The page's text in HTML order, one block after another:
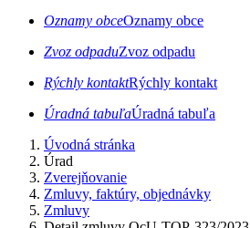
Oznamy obceOznamy obce
Zvoz odpaduZvoz odpadu
Rýchly kontaktRýchly kontakt
Úradná tabuľaÚradná tabuľa
Úvodná stránka
Úrad
Zverejňovanie
Zmluvy, faktúry, objednávky
Zmluvy